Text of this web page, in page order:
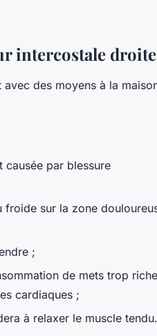
intercostale droite
des moyens à la
causée par blessure
froide sur la zone
;
de mets trop
cardiaques ;
à relaxer le muscle tendu.